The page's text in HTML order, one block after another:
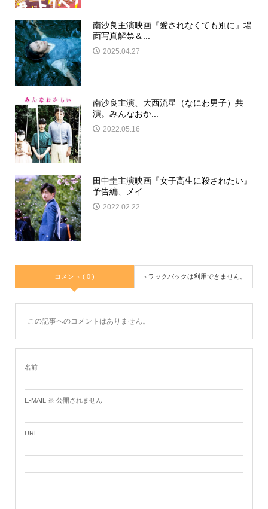
南沙良主演映画『愛されなくても別に』場
面写真解禁＆...
2025.04.27
南沙良主演、大西流星（なにわ男子）共
演。みんなおか...
2022.05.16
田中圭主演映画『女子高生に殺されたい』
予告編、メイ...
2022.02.22
コメント ( 0 ) トラックバックは利用できません。
この記事へのコメントはありません。
名前
E-MAIL ※ 公開されません
URL